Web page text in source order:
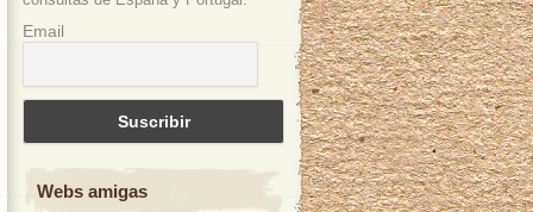
Email
Webs amigas